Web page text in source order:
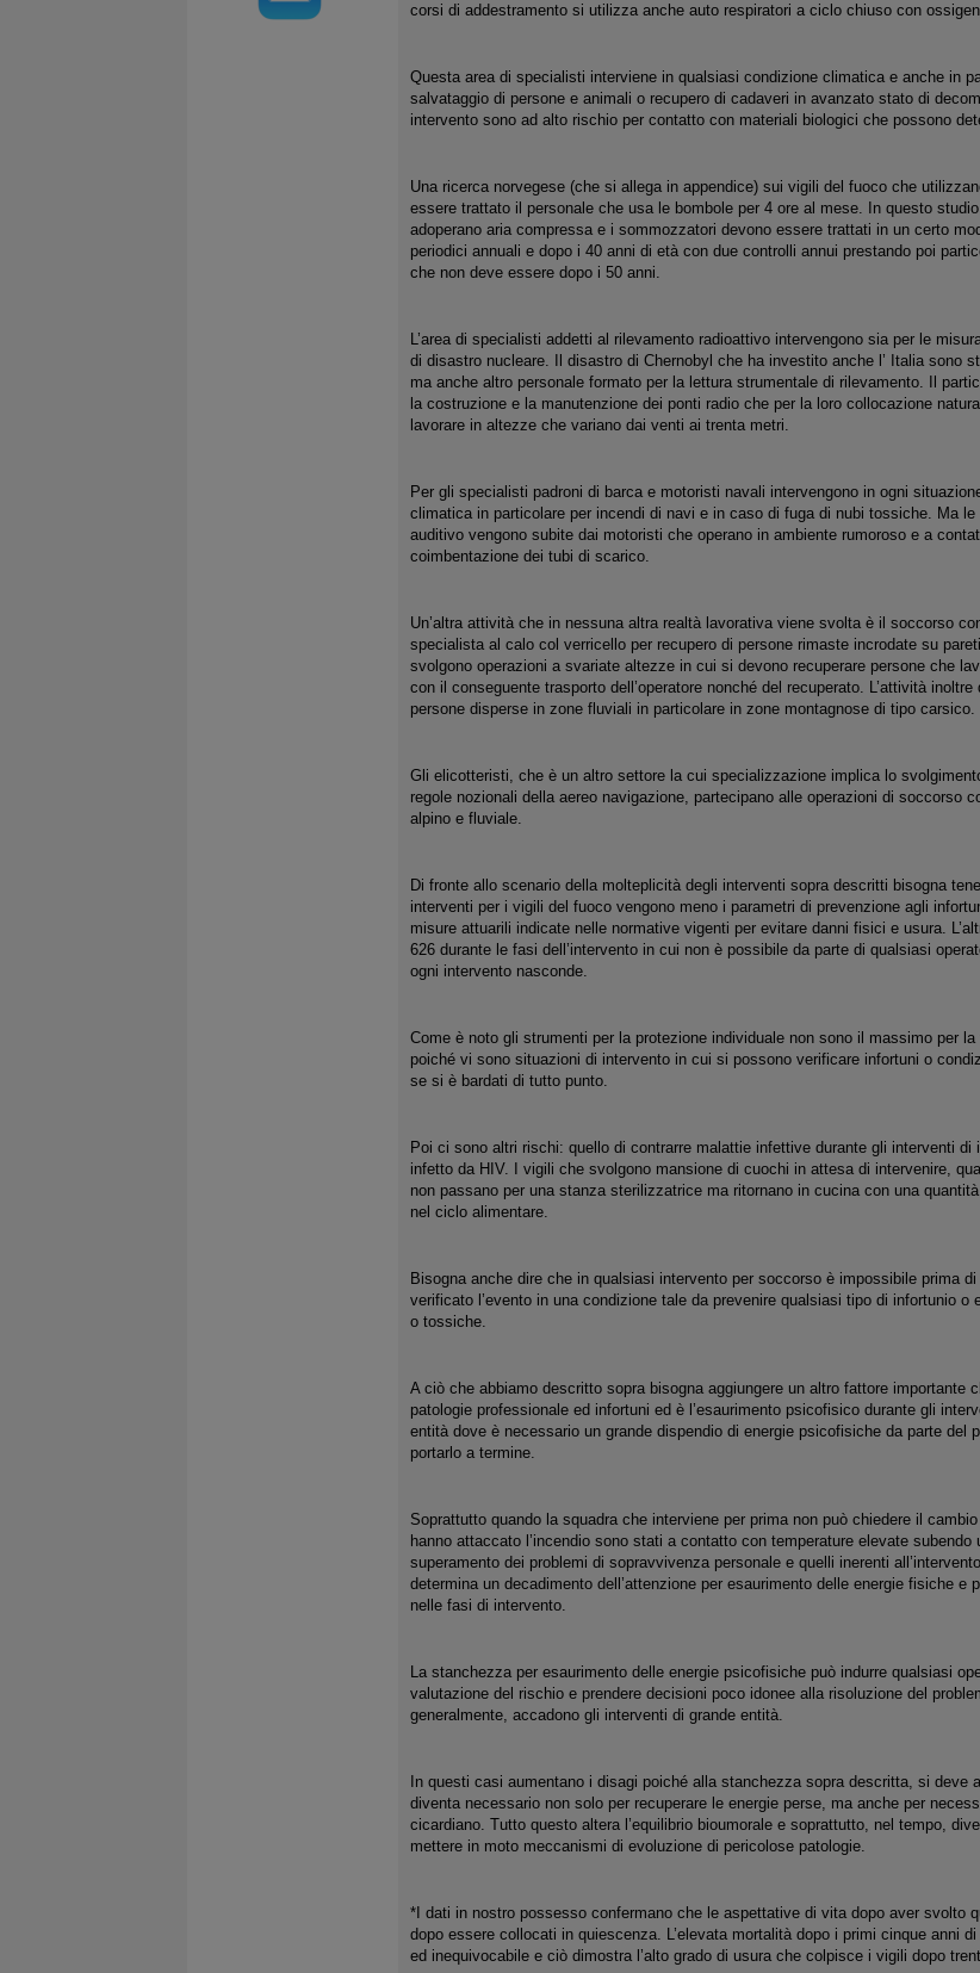
corsi di addestramento si utilizza anche auto respiratori a ciclo chiuso con
Questa area di specialisti interviene in qualsiasi condizione climatica e anche in
salvataggio di persone e animali o recupero di cadaveri in avanzato stato di
intervento sono ad alto rischio per contatto con materiali biologici che possono
Una ricerca norvegese (che si allega in appendice) sui vigili del fuoco che
essere trattato il personale che usa le bombole per 4 ore al mese. In questo
adoperano aria compressa e i sommozzatori devono essere trattati in un certo
periodici annuali e dopo i 40 anni di età con due controlli annui prestando poi
che non deve essere dopo i 50 anni.
L’area di specialisti addetti al rilevamento radioattivo intervengono sia per le
di disastro nucleare. Il disastro di Chernobyl che ha investito anche l’ Italia sono
ma anche altro personale formato per la lettura strumentale di rilevamento. Il
la costruzione e la manutenzione dei ponti radio che per la loro collocazione
lavorare in altezze che variano dai venti ai trenta metri.
Per gli specialisti padroni di barca e motoristi navali intervengono in ogni
climatica in particolare per incendi di navi e in caso di fuga di nubi tossiche. Ma le
auditivo vengono subite dai motoristi che operano in ambiente rumoroso e a
coimbentazione dei tubi di scarico.
Un’altra attività che in nessuna altra realtà lavorativa viene svolta è il soccorso
specialista al calo col verricello per recupero di persone rimaste incrodate su
svolgono operazioni a svariate altezze in cui si devono recuperare persone che
con il conseguente trasporto dell’operatore nonché del recuperato. L’attività
persone disperse in zone fluviali in particolare in zone montagnose di tipo carsico.
Gli elicotteristi, che è un altro settore la cui specializzazione implica lo
regole nozionali della aereo navigazione, partecipano alle operazioni di soccorso
alpino e fluviale.
Di fronte allo scenario della molteplicità degli interventi sopra descritti bisogna
interventi per i vigili del fuoco vengono meno i parametri di prevenzione agli
misure attuarili indicate nelle normative vigenti per evitare danni fisici e usura.
626 durante le fasi dell’intervento in cui non è possibile da parte di qualsiasi
ogni intervento nasconde.
Come è noto gli strumenti per la protezione individuale non sono il massimo per
poiché vi sono situazioni di intervento in cui si possono verificare infortuni o
se si è bardati di tutto punto.
Poi ci sono altri rischi: quello di contrarre malattie infettive durante gli interventi
infetto da HIV. I vigili che svolgono mansione di cuochi in attesa di intervenire,
non passano per una stanza sterilizzatrice ma ritornano in cucina con una
nel ciclo alimentare.
Bisogna anche dire che in qualsiasi intervento per soccorso è impossibile prima
verificato l’evento in una condizione tale da prevenire qualsiasi tipo di infortunio
o tossiche.
A ciò che abbiamo descritto sopra bisogna aggiungere un altro fattore importante
patologie professionale ed infortuni ed è l’esaurimento psicofisico durante gli
entità dove è necessario un grande dispendio di energie psicofisiche da parte del
portarlo a termine.
Soprattutto quando la squadra che interviene per prima non può chiedere il
hanno attaccato l’incendio sono stati a contatto con temperature elevate
superamento dei problemi di sopravvivenza personale e quelli inerenti
determina un decadimento dell’attenzione per esaurimento delle energie fisiche
nelle fasi di intervento.
La stanchezza per esaurimento delle energie psicofisiche può indurre qualsiasi
valutazione del rischio e prendere decisioni poco idonee alla risoluzione del
generalmente, accadono gli interventi di grande entità.
In questi casi aumentano i disagi poiché alla stanchezza sopra descritta, si deve
diventa necessario non solo per recuperare le energie perse, ma anche per
cicardiano. Tutto questo altera l’equilibrio bioumorale e soprattutto, nel tempo,
mettere in moto meccanismi di evoluzione di pericolose patologie.
*I dati in nostro possesso confermano che le aspettative di vita dopo aver svolto
dopo essere collocati in quiescenza. L’elevata mortalità dopo i primi cinque anni
ed inequivocabile e ciò dimostra l’alto grado di usura che colpisce i vigili dopo